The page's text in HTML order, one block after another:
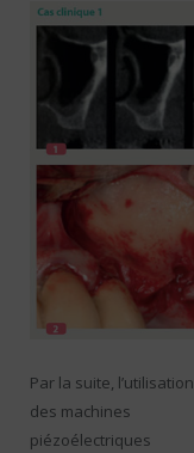
Par la suite, l’utilisation
des machines
piézoélectriques